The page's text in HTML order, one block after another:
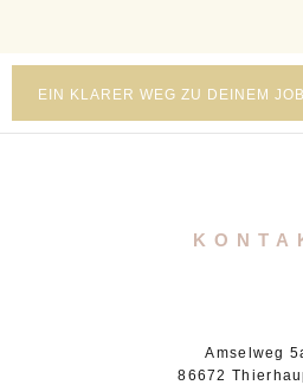
EIN KLARER WEG ZU DEINEM JOB
Amselweg
86672